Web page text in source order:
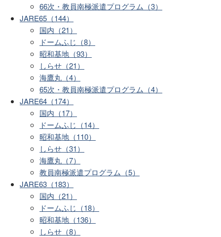
66次・教員南極派遣プログラム（3）
JARE65（144）
国内（21）
ドームふじ（8）
昭和基地（93）
しらせ（21）
海鷹丸（4）
65次・教員南極派遣プログラム（4）
JARE64（174）
国内（17）
ドームふじ（14）
昭和基地（110）
しらせ（31）
海鷹丸（7）
教員南極派遣プログラム（5）
JARE63（183）
国内（21）
ドームふじ（18）
昭和基地（136）
しらせ（8）